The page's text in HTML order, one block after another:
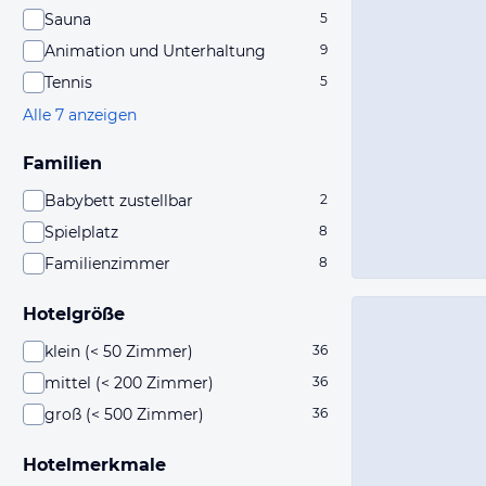
Sauna 5
Animation und Unterhaltung 9
Tennis 5
Alle 7 anzeigen
Familien
Babybett zustellbar 2
Spielplatz 8
Familienzimmer 8
Hotelgröße
klein (< 50 Zimmer) 36
mittel (< 200 Zimmer) 36
groß (< 500 Zimmer) 36
Hotelmerkmale